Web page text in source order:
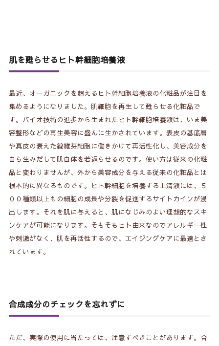
肌を甦らせるヒト幹細胞培養液
最近、オーガニックを超えるヒト幹細胞培養液の化粧品が注目を
集めるようになりました。肌細胞を再生して甦らせる化粧品で
す。バイオ技術の進歩から生まれたヒト幹細胞培養液は、いま美
容整形などの再生美容に盛んに生かされています。表皮の基底層
や真皮の衰えた線維芽細胞に働きかけて再活性化し、美容成分を
自ら生みだして肌自体を若返らせるのです。使い方は従来の化粧
品と変わりませんが、外から美容成分を与える従来の化粧品とは
根本的に異なるものです。ヒト幹細胞を培養する上清液には、５
００種類以上もの細胞の成長や分裂を促進するサイトカインが浸
出します。それを肌に与えると、肌になじみのよい理想的なスキ
ンケアが可能になります。そもそもヒト由来なのでアレルギー性
や刺激がなく、肌を再活性するので、エイジングケアに最適とさ
れています。
合成成分のチェックを忘れずに
ただ、実際の使用に当たっては、注意すべきことがあります。合